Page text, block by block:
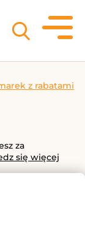
z rabatami
za
się więcej